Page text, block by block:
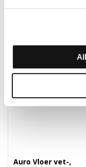
Auro Vloer vet-,